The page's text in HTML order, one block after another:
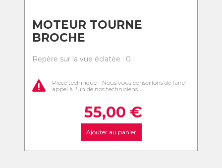
MOTEUR TOURNE
BROCHE
Repère sur la vue éclatée : 0
Pièce technique - Nous vous conseillons de faire
appel à l'un de nos techniciens
55,00 €
Ajouter au panier